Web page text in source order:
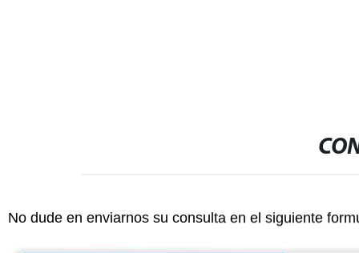
No dude en enviarnos su consulta en el siguiente